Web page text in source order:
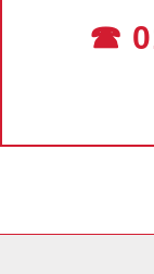
☎